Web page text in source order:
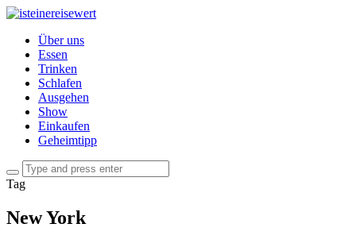
Über uns
Essen
Trinken
Schlafen
Ausgehen
Show
Einkaufen
Geheimtipp
Tag
New York